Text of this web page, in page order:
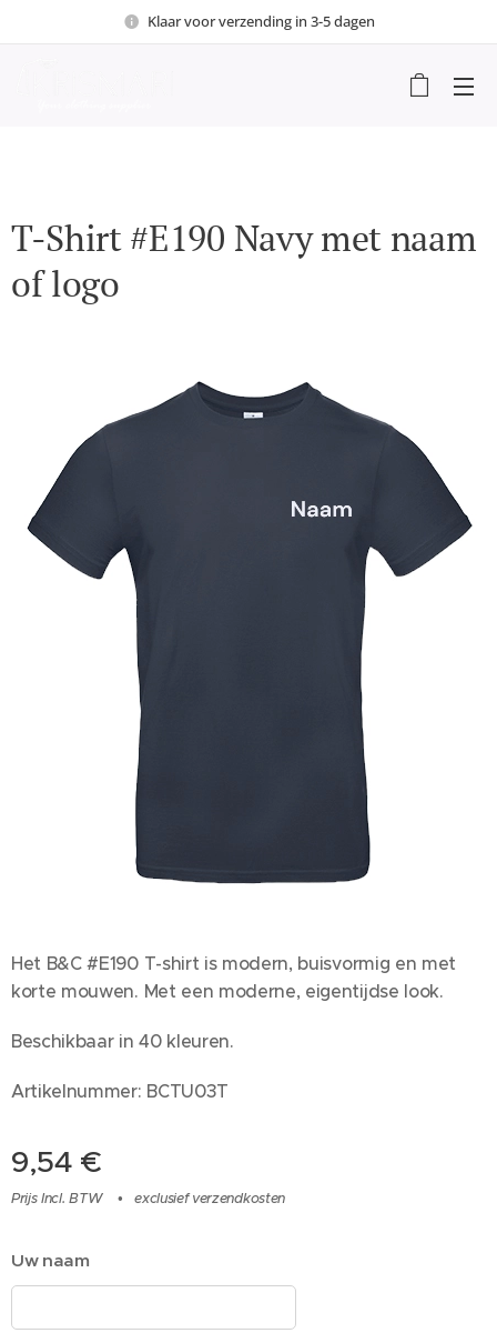
Klaar voor verzending in 3-5 dagen
T-Shirt #E190 Navy met naam
of logo
Het B&C #E190 T-shirt is modern, buisvormig en met
korte mouwen. Met een moderne, eigentijdse look.
Beschikbaar in 40 kleuren.
Artikelnummer: BCTU03T
9,54 €
Prijs Incl. BTW exclusief verzendkosten
Uw naam